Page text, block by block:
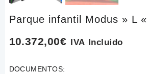
Parque infantil Modus » L «
10.372,00€ IVA Incluido
DOCUMENTOS: